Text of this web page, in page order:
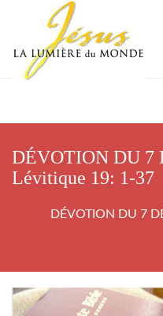
DÉVOTION DU 7
Lévitique 19: 1-37
DÉVOTION DU 7